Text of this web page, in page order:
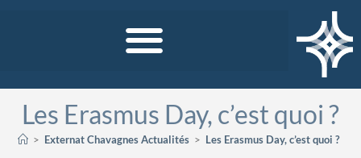
Les Erasmus Day, c’est quoi ?
> Externat Chavagnes Actualités > Les Erasmus Day, c’est quoi ?